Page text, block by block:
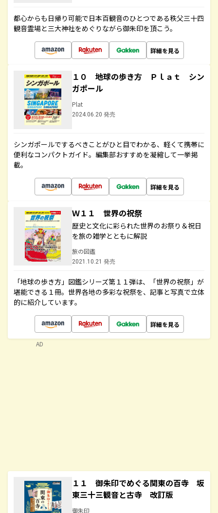
都心からも日帰り可能で日本百観音のひとつである秩父三十四
観音霊場と三大神社をめぐりながら御朱印を頂こう。
詳細を見る
１０ 地球の歩き方 Ｐｌａｔ シン
ガポール
Plat
2024.06.20 発売
シンガポールでするべきことがひと目でわかる、軽くて携帯に
便利なコンパクトガイド。編集部おすすめを凝縮して一挙掲
載。
詳細を見る
Ｗ１１ 世界の祝祭
歴史と文化に彩られた世界のお祭り＆祝日
を旅の雑学とともに解説
旅の図鑑
2021.10.21 発売
「地球の歩き方」図鑑シリーズ第１１弾は、「世界の祝祭」が
堪能できる１冊。世界各地の多彩な祝祭を、記事と写真で立体
的に紹介しています。
詳細を見る
１１ 御朱印でめぐる関東の百寺 坂
東三十三観音と古寺 改訂版
御朱印
AD